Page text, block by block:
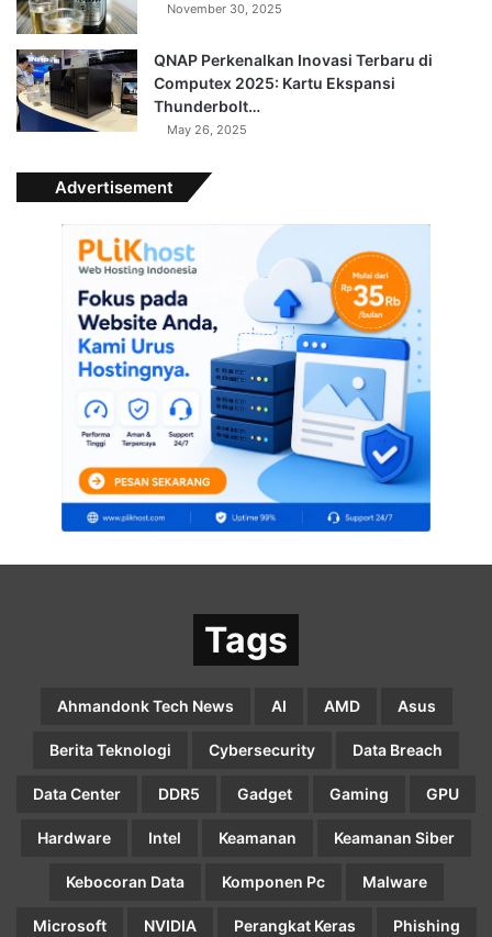
November 30, 2025
QNAP Perkenalkan Inovasi Terbaru di
Computex 2025: Kartu Ekspansi
Thunderbolt…
May 26, 2025
Advertisement
Tags
Ahmandonk Tech News AI AMD Asus
Berita Teknologi Cybersecurity Data Breach
Data Center DDR5 Gadget Gaming GPU
Hardware Intel Keamanan Keamanan Siber
Kebocoran Data Komponen Pc Malware
Microsoft NVIDIA Perangkat Keras Phishing